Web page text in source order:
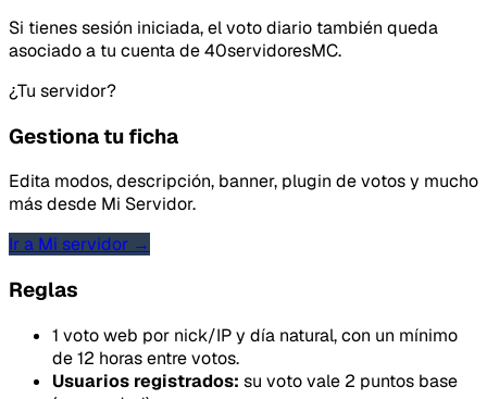
Si tienes sesión iniciada, el voto diario también queda
asociado a tu cuenta de 40servidoresMC.
¿Tu servidor?
Gestiona tu ficha
Edita modos, descripción, banner, plugin de votos y mucho
más desde Mi Servidor.
Ir a Mi servidor →
Reglas
1 voto web por nick/IP y día natural, con un mínimo
de 12 horas entre votos.
Usuarios registrados: su voto vale 2 puntos base
Lo que falla